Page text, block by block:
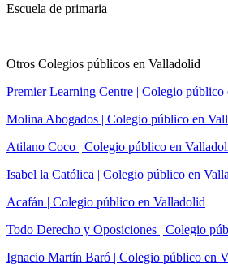
Escuela de primaria
Otros Colegios públicos en Valladolid
Premier Learning Centre | Colegio público
Molina Abogados | Colegio público en
Atilano Coco | Colegio público en
Isabel la Católica | Colegio público en
Acafán | Colegio público en Valladolid
Todo Derecho y Oposiciones | Colegio
Ignacio Martín Baró | Colegio público en